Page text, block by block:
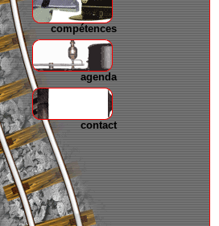
compétences
agenda
contact